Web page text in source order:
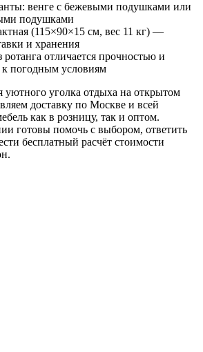
венге с бежевыми подушками или
подушками
(115×90×15 см, вес 11 кг) —
и хранения
отличается прочностью и
к погодным условиям
уютного уголка отдыха на открытом
доставку по Москве и всей
как в розницу, так и оптом.
готовы помочь с выбором, ответить
бесплатный расчёт стоимости